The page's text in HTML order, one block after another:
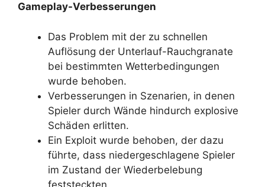
Gameplay-Verbesserungen
Das Problem mit der zu schnellen
Auflösung der Unterlauf-Rauchgranate
bei bestimmten Wetterbedingungen
wurde behoben.
Verbesserungen in Szenarien, in denen
Spieler durch Wände hindurch explosive
Schäden erlitten.
Ein Exploit wurde behoben, der dazu
führte, dass niedergeschlagene Spieler
im Zustand der Wiederbelebung
feststeckten.